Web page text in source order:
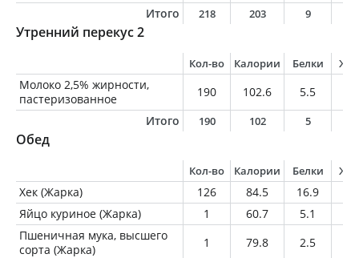
Итого
218 203 9
Утренний перекус 2
Кол-во Калории Белки
Молоко 2,5% жирности,
пастеризованное
190 102.6 5.5
Итого
190 102 5
Обед
Кол-во Калории Белки
Хек (Жарка) 126 84.5 16.9
Яйцо куриное (Жарка)
1 60.7 5.1
Пшеничная мука, высшего
сорта (Жарка)
1 79.8 2.5